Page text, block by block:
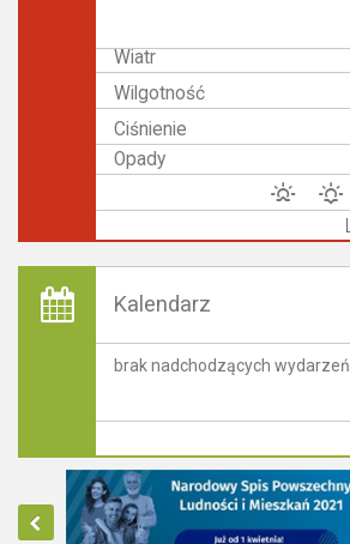
Wiatr
Wilgotność
Ciśnienie
Opady
Kalendarz
brak nadchodzących wydarzeń